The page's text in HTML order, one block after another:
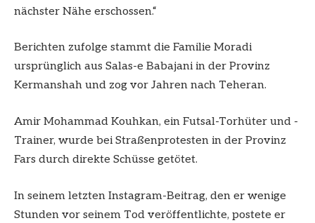
nächster Nähe erschossen.“
Berichten zufolge stammt die Familie Moradi
ursprünglich aus Salas-e Babajani in der Provinz
Kermanshah und zog vor Jahren nach Teheran.
Amir Mohammad Kouhkan, ein Futsal-Torhüter und -
Trainer, wurde bei Straßenprotesten in der Provinz
Fars durch direkte Schüsse getötet.
In seinem letzten Instagram-Beitrag, den er wenige
Stunden vor seinem Tod veröffentlichte, postete er